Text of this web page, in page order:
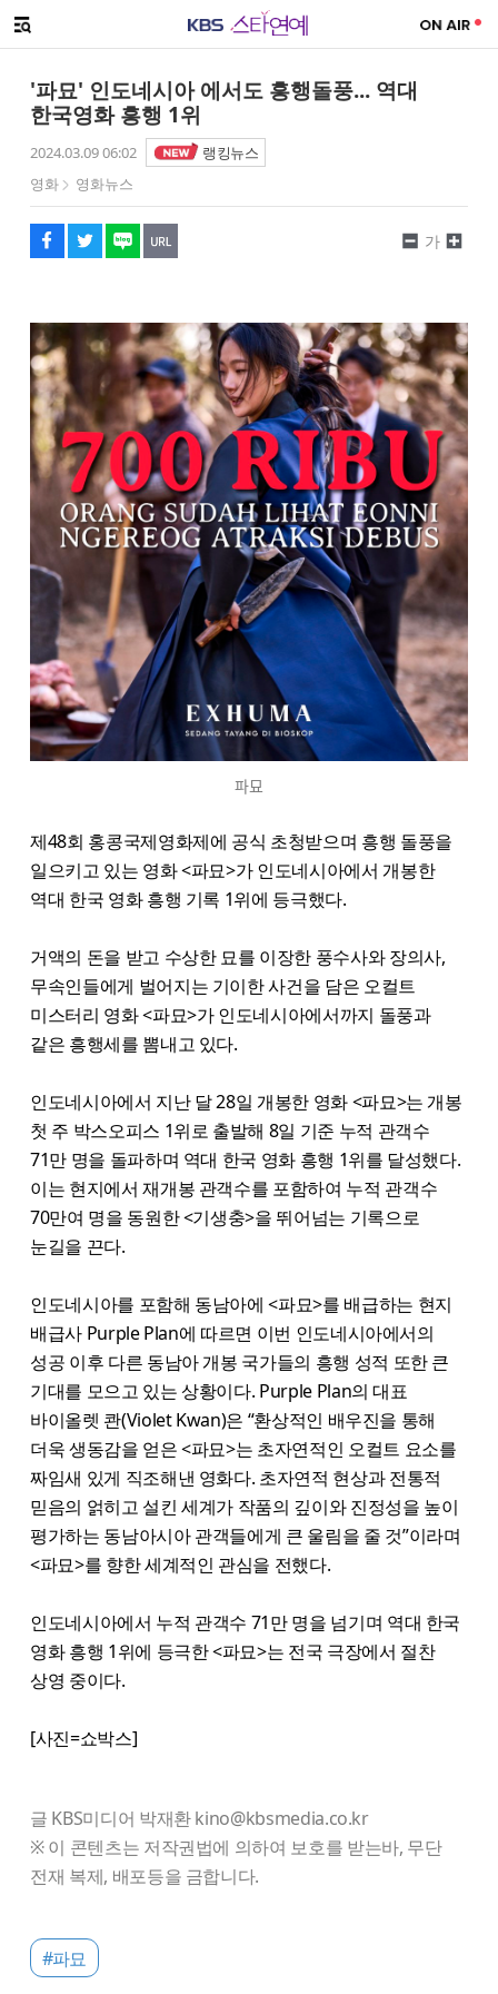
메뉴 열기
'파묘' 인도네시아 에서도 흥행돌풍... 역대
한국영화 흥행 1위
2024.03.09 06:02
랭킹뉴스
영화
영화뉴스
페이스북
트위터
네이버
URL복사
글씨 작게보기
가
글씨 크게보기
파묘
제48회 홍콩국제영화제에 공식 초청받으며 흥행 돌풍을
일으키고 있는 영화 <파묘>가 인도네시아에서 개봉한
역대 한국 영화 흥행 기록 1위에 등극했다.
거액의 돈을 받고 수상한 묘를 이장한 풍수사와 장의사,
무속인들에게 벌어지는 기이한 사건을 담은 오컬트
미스터리 영화 <파묘>가 인도네시아에서까지 돌풍과
같은 흥행세를 뽐내고 있다.
인도네시아에서 지난 달 28일 개봉한 영화 <파묘>는 개봉
첫 주 박스오피스 1위로 출발해 8일 기준 누적 관객수
71만 명을 돌파하며 역대 한국 영화 흥행 1위를 달성했다.
이는 현지에서 재개봉 관객수를 포함하여 누적 관객수
70만여 명을 동원한 <기생충>을 뛰어넘는 기록으로
눈길을 끈다.
인도네시아를 포함해 동남아에 <파묘>를 배급하는 현지
배급사 Purple Plan에 따르면 이번 인도네시아에서의
성공 이후 다른 동남아 개봉 국가들의 흥행 성적 또한 큰
기대를 모으고 있는 상황이다. Purple Plan의 대표
바이올렛 콴(Violet Kwan)은 “환상적인 배우진을 통해
더욱 생동감을 얻은 <파묘>는 초자연적인 오컬트 요소를
짜임새 있게 직조해낸 영화다. 초자연적 현상과 전통적
믿음의 얽히고 설킨 세계가 작품의 깊이와 진정성을 높이
평가하는 동남아시아 관객들에게 큰 울림을 줄 것”이라며
<파묘>를 향한 세계적인 관심을 전했다.
인도네시아에서 누적 관객수 71만 명을 넘기며 역대 한국
영화 흥행 1위에 등극한 <파묘>는 전국 극장에서 절찬
상영 중이다.
[사진=쇼박스]
글 KBS미디어 박재환 kino@kbsmedia.co.kr
※ 이 콘텐츠는 저작권법에 의하여 보호를 받는바, 무단
전재 복제, 배포등을 금합니다.
해시태그
#파묘